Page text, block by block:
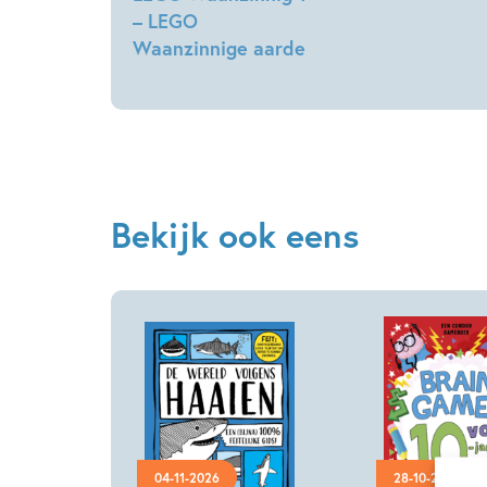
– LEGO
Waanzinnige aarde
Swanson,
Bekijk ook eens
04-11-2026 28-10-2026